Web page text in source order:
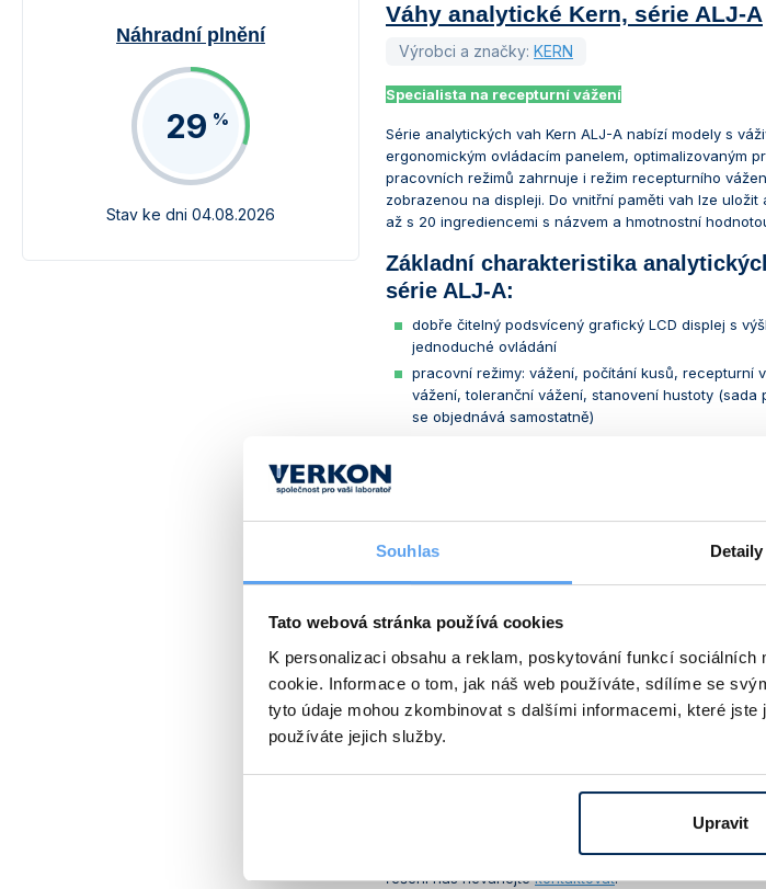
Souhlas Detaily
Tato webová stránka používá cookies
K personalizaci obsahu a reklam, poskytování funkcí
cookie. Informace o tom, jak náš web používáte, sdílíme se
tyto údaje mohou zkombinovat s dalšími informacemi, které
používáte jejich služby.
Upravit
Náhradní plnění
29 %
Stav ke dni 04.08.2026
Váhy analytické Kern, série ALJ-A
Výrobci a značky: KERN
Specialista na recepturní vážení
Série analytických vah Kern ALJ-A nabízí modely s
ergonomickým ovládacím panelem, optimalizovaným
pracovních režimů zahrnuje i režim recepturního
zobrazenou na displeji. Do vnitřní paměti vah lze
až s 20 ingrediencemi s názvem a hmotnostní
Základní charakteristika
série ALJ-A:
dobře čitelný podsvícený grafický LCD displej s
jednoduché ovládání
pracovní režimy: vážení, počítání kusů, recepturní
vážení, toleranční vážení, stanovení hustoty (sada
se objednává samostatně)
čas stabilizace: 4 s
automatická interní kalibrace při teplotních změnách
nerezová vážní deska o Ø 80 mm, kovové tělo
nastavitelné nožičky, indikátor rovnováhy (libela)
celkové rozměry (š x h x v): 210 x 340 x 330 mm
napájení: 24V napájecí adaptér (součástí
volitelné příslušenství za příplatek: kalibrační
ochranný návlek proti prachu – v případě zájmu
informace k dodávce:
vzorkem. Elektrostatický náboj může způsobit
eliminujete chyby způsobené statickou elektřinou.
řešení nás neváhejtekontaktovat.